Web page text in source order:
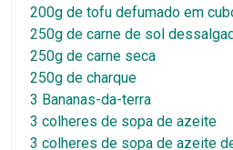
200g de tofu defumado em
250g de carne de sol
250g de carne seca
250g de charque
3 Bananas-da-terra
3 colheres de sopa de azeite
3 colheres de sopa de azeite